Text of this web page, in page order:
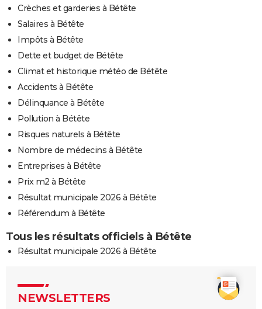
Crèches et garderies à Bétête
Salaires à Bétête
Impôts à Bétête
Dette et budget de Bétête
Climat et historique météo de Bétête
Accidents à Bétête
Délinquance à Bétête
Pollution à Bétête
Risques naturels à Bétête
Nombre de médecins à Bétête
Entreprises à Bétête
Prix m2 à Bétête
Résultat municipale 2026 à Bétête
Référendum à Bétête
Tous les résultats officiels à Bétête
Résultat municipale 2026 à Bétête
NEWSLETTERS